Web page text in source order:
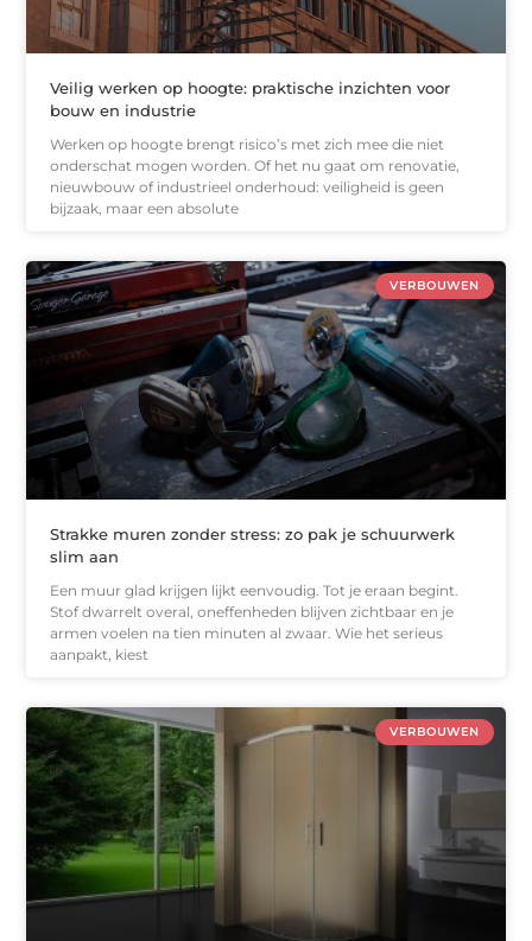
Veilig werken op hoogte: praktische inzichten voor
bouw en industrie
Werken op hoogte brengt risico’s met zich mee die niet
onderschat mogen worden. Of het nu gaat om renovatie,
nieuwbouw of industrieel onderhoud: veiligheid is geen
bijzaak, maar een absolute
VERBOUWEN
Strakke muren zonder stress: zo pak je schuurwerk
slim aan
Een muur glad krijgen lijkt eenvoudig. Tot je eraan begint.
Stof dwarrelt overal, oneffenheden blijven zichtbaar en je
armen voelen na tien minuten al zwaar. Wie het serieus
aanpakt, kiest
VERBOUWEN